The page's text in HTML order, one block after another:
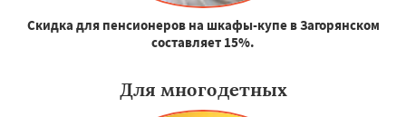
Скидка для пенсионеров на шкафы-купе в Загорянском
составляет 15%.
Для многодетных